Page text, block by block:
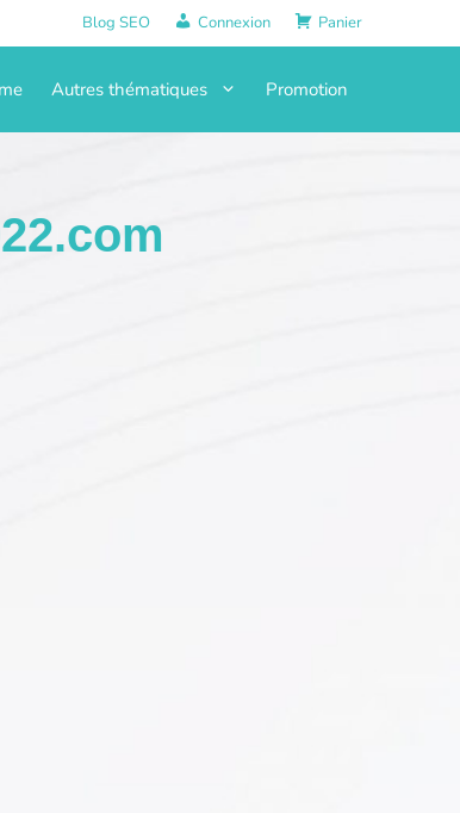
Blog SEO Connexion Panier
Autres thématiques Promotion